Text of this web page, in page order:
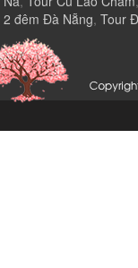
2 đêm Đà Nẵng,Tour